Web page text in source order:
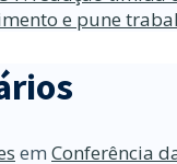
e pune
em Conferência